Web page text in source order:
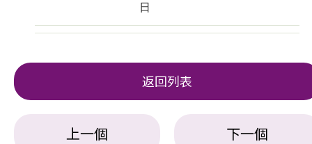
日
返回列表
上一個 下一個